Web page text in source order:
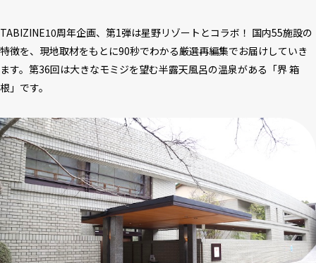
TABIZINE10周年企画、第1弾は星野リゾートとコラボ！ 国内55施設の
特徴を、現地取材をもとに90秒でわかる厳選再編集でお届けしていき
ます。第36回は大きなモミジを望む半露天風呂の温泉がある「界 箱
根」です。